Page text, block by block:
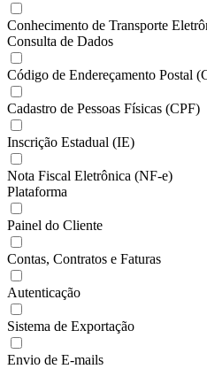
Conhecimento de Transporte
Consulta de Dados
Código de Endereçamento Postal
Cadastro de Pessoas Físicas (CPF)
Inscrição Estadual (IE)
Nota Fiscal Eletrônica (NF-e)
Plataforma
Painel do Cliente
Contas, Contratos e Faturas
Autenticação
Sistema de Exportação
Envio de E-mails